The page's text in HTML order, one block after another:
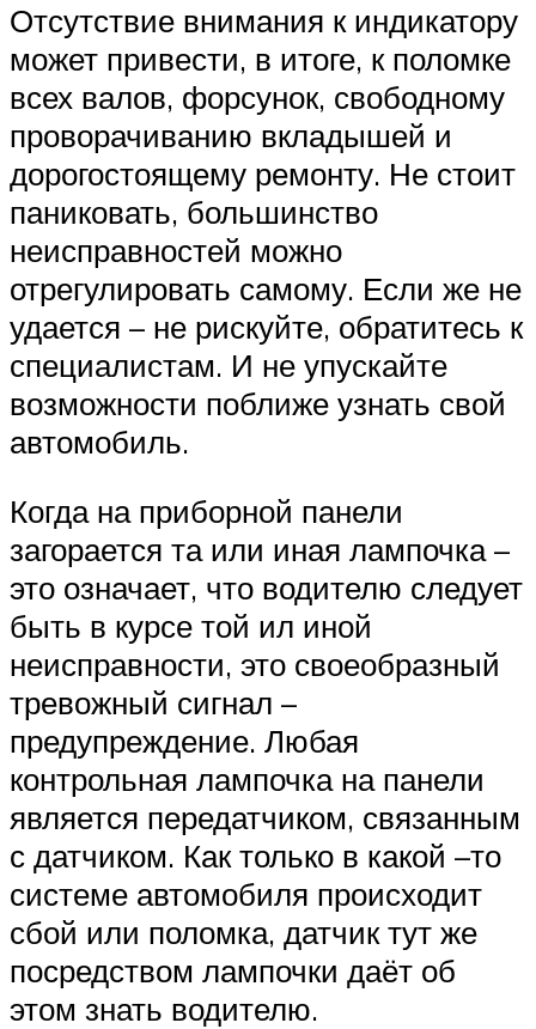
Отсутствие внимания к индикатору
может привести, в итоге, к поломке
всех валов, форсунок, свободному
проворачиванию вкладышей и
дорогостоящему ремонту. Не стоит
паниковать, большинство
неисправностей можно
отрегулировать самому. Если же не
удается – не рискуйте, обратитесь к
специалистам. И не упускайте
возможности поближе узнать свой
автомобиль.
Когда на приборной панели
загорается та или иная лампочка –
это означает, что водителю следует
быть в курсе той ил иной
неисправности, это своеобразный
тревожный сигнал –
предупреждение. Любая
контрольная лампочка на панели
является передатчиком, связанным
с датчиком. Как только в какой –то
системе автомобиля происходит
сбой или поломка, датчик тут же
посредством лампочки даёт об
этом знать водителю.